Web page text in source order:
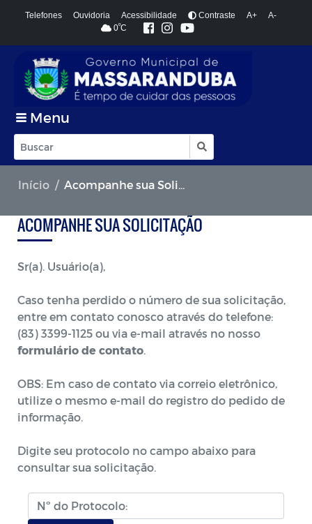
Telefones Ouvidoria Acessibilidade Contraste A+
A-
0ºC
Menu
Início Acompanhe sua Solicitacão
ACOMPANHE SUA SOLICITAÇÃO
Sr(a). Usuário(a),
Caso tenha perdido o número de sua solicitação,
entre em contato conosco através do telefone:
(83) 3399-1125 ou via e-mail através no nosso
formulário de contato
OBS: Em caso de contato via correio eletrônico,
utilize o mesmo e-mail do registro do pedido de
informação.
Digite seu protocolo no campo abaixo para
consultar sua solicitação.